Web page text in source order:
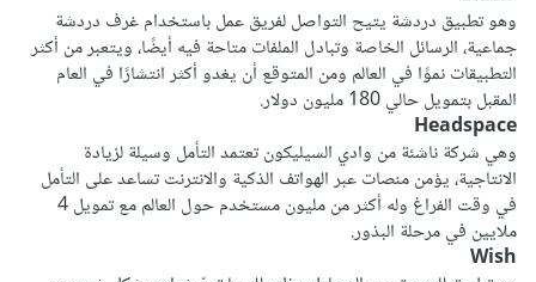
وهو تطبيق دردشة يتيح التواصل لفريق عمل باستخدام غرف دردشة
جماعية، الرسائل الخاصة وتبادل الملفات متاحة فيه أيضًا، ويتعبر من أكثر
التطبيقات نموًا في العالم ومن المتوقع أن يغدو أكثر انتشارًا في العام
المقبل بتمويل حالي 180 مليون دولار.
Headspace
وهي شركة ناشئة من وادي السيليكون تعتمد التأمل وسيلة لزيادة
الانتاجية، يؤمن منصات عبر الهواتف الذكية والانترنت تساعد على التأمل
في وقت الفراغ وله أكثر من مليون مستخدم حول العالم مع تمويل 4
ملايين في مرحلة البذور.
Wish